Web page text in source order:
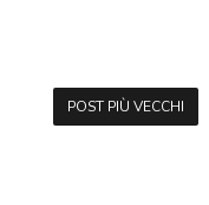
POST PIÙ VECCHI